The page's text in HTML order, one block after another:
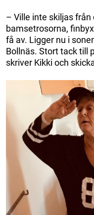
– Ville inte skiljas från
bamsetrosorna,
få av. Ligger nu i
Bollnäs. Stort tack till
skriver Kikki och